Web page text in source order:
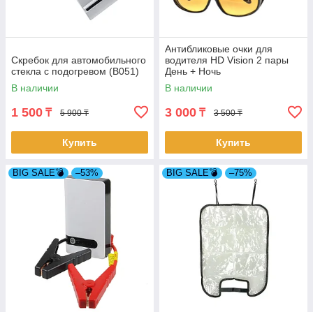
Скребок для автомобильного
стекла с подогревом (B051)
В наличии
1 500 ₸ 5 900 ₸
Купить
Антибликовые очки для
водителя HD Vision 2 пары
День + Ночь
В наличии
3 000 ₸ 3 500 ₸
Купить
BIG SALE💣 –53% BIG SALE💣 –75%